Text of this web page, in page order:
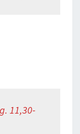
11,30-